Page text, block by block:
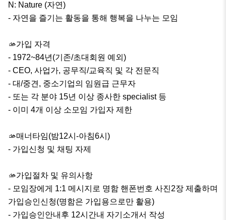
N: Nature (자연)
- 자연을 즐기는 활동을 통해 행복을 나누는 모임
🫴가입 자격
- 1972~84년(기존/초대회원 예외)
- CEO, 사업가, 공무직/교육직 및 각 전문직
- 대/중견, 중소기업의 임원급 근무자
- 또는 각 분야 15년 이상 종사한 specialist 등
- 이미 4개 이상 소모임 가입자 제한
🫴매너타임(밤12시-아침6시)
- 가입신청 및 채팅 자제
🫴가입절차 및 유의사항
- 모임장에게 1:1 메시지로 명함 핸폰번호 사진2장 제출하며
가입승인신청(명함은 가입용으로만 활용)
- 가입승인안내후 12시간내 자기소개서 작성